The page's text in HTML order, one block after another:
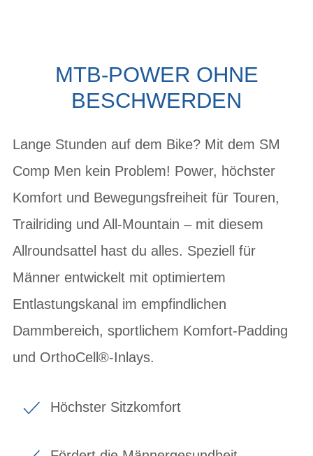
MTB-POWER OHNE
BESCHWERDEN
Lange Stunden auf dem Bike? Mit dem SM
Comp Men kein Problem! Power, höchster
Komfort und Bewegungsfreiheit für Touren,
Trailriding und All-Mountain – mit diesem
Allroundsattel hast du alles. Speziell für
Männer entwickelt mit optimiertem
Entlastungskanal im empfindlichen
Dammbereich, sportlichem Komfort-Padding
und OrthoCell®-Inlays.
Höchster Sitzkomfort